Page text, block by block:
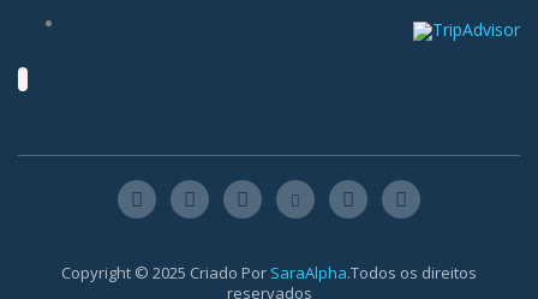
Copyright © 2025 Criado Por SaraAlpha.Todos os direitos
reservados